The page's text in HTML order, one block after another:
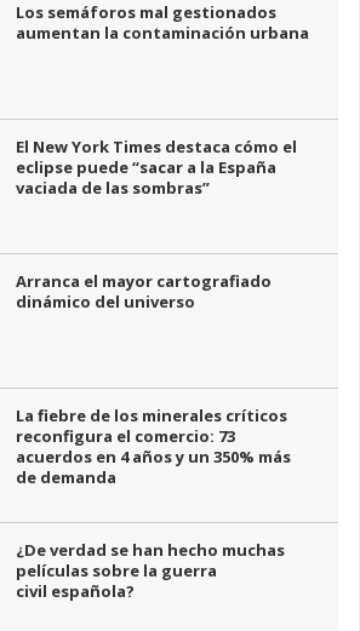
Los semáforos mal gestionados
aumentan la contaminación urbana
El New York Times destaca cómo el
eclipse puede “sacar a la España
vaciada de las sombras”
Arranca el mayor cartografiado
dinámico del universo
La fiebre de los minerales críticos
reconfigura el comercio: 73
acuerdos en 4 años y un 350% más
de demanda
¿De verdad se han hecho muchas
películas sobre la guerra
civil española?